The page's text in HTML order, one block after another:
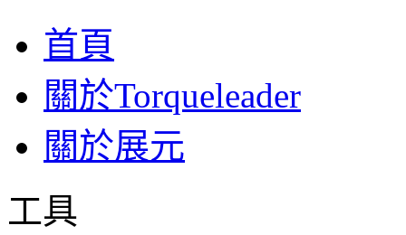
首頁
關於Torqueleader
關於展元
工具